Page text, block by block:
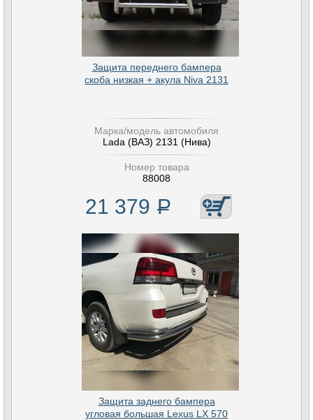
Защита переднего бампера
скоба низкая + акула Niva 2131
Марка/модель автомобиля
Lada (ВАЗ) 2131 (Нива)
Номер товара
88008
21 379 Р
Защита заднего бампера
угловая большая Lexus LX 570